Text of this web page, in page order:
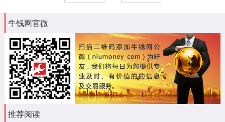
牛钱网官微
推荐阅读